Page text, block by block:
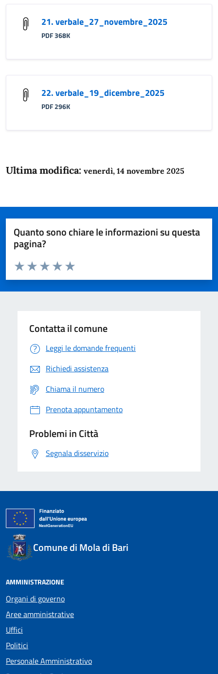
21. verbale_27_novembre_2025
PDF 368K
22. verbale_19_dicembre_2025
PDF 296K
Ultima modifica: venerdì, 14 novembre 2025
Quanto sono chiare le informazioni su questa
pagina?
Domanda
Valuta da 1 a 5 stelle la pagina
Valuta 5 stelle su 5
Valuta 4 stelle su 5
Valuta 3 stelle su 5
Valuta 2 stelle su 5
Valuta 1 stelle su 5
Contatta il comune
Leggi le domande frequenti
Richiedi assistenza
Chiama il numero
Prenota appuntamento
Problemi in Città
Segnala disservizio
Comune di Mola di Bari
AMMINISTRAZIONE
Organi di governo
Aree amministrative
Uffici
Politici
Personale Amministrativo